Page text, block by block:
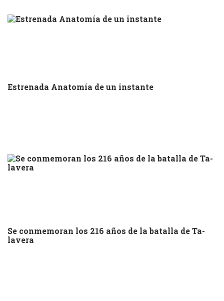
Estrenada Anatomía de un instante
Se conmemoran los 216 años de la batalla de Ta-
lavera